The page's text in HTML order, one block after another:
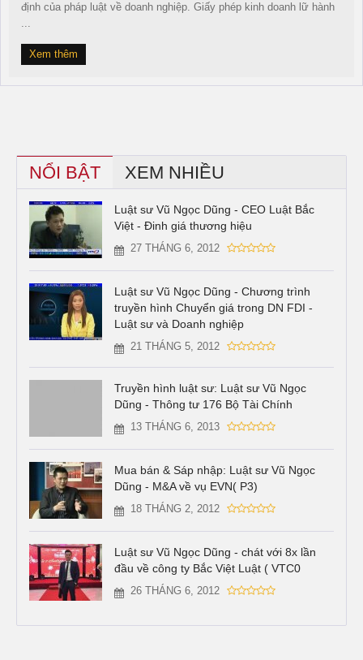
định của pháp luật về doanh nghiệp. Giấy phép kinh doanh lữ hành
...
Xem thêm
NỔI BẬT XEM NHIỀU
Luật sư Vũ Ngọc Dũng - CEO Luật Bắc
Việt - Đinh giá thương hiệu
27 THÁNG 6, 2012
Luật sư Vũ Ngọc Dũng - Chương trình
truyền hình Chuyển giá trong DN FDI -
Luật sư và Doanh nghiệp
21 THÁNG 5, 2012
Truyền hình luật sư: Luật sư Vũ Ngọc
Dũng - Thông tư 176 Bộ Tài Chính
13 THÁNG 6, 2013
Mua bán & Sáp nhập: Luật sư Vũ Ngọc
Dũng - M&A về vụ EVN( P3)
18 THÁNG 2, 2012
Luật sư Vũ Ngọc Dũng - chát với 8x lần
đầu về công ty Bắc Việt Luật ( VTC0
26 THÁNG 6, 2012